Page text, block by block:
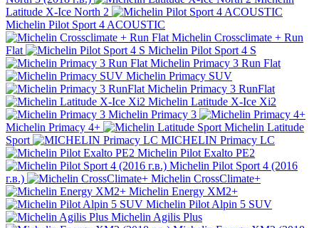
Latitude X-Ice North 2
Michelin Pilot Sport 4 ACOUSTIC
Michelin Crossclimate + Run
Flat
Michelin Pilot Sport 4 S
Michelin Primacy 3 Run Flat
Michelin Primacy SUV
Michelin Primacy 3 RunFlat
Michelin Latitude X-Ice Xi2
Michelin Primacy 3
Michelin Primacy 4+
Michelin Latitude
Sport
MICHELIN Primacy LC
Michelin Pilot Exalto PE2
Michelin Pilot Sport 4 (2016
г.в.)
Michelin CrossClimate+
Michelin Energy XM2+
Michelin Pilot Alpin 5 SUV
Michelin Agilis Plus